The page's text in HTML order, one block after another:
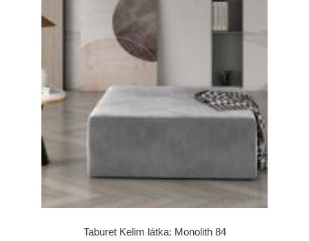
Taburet Kelim látka: Monolith 84